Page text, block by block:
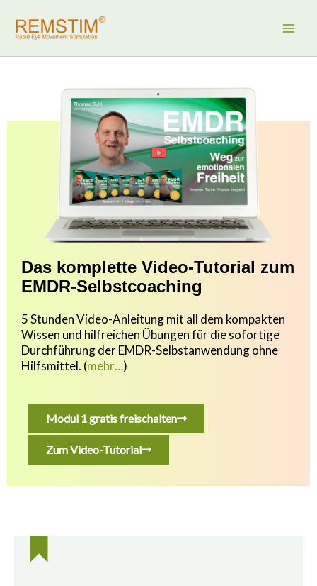
Inhalt
springen
Das komplette Video-Tutorial zum
EMDR-Selbstcoaching
5 Stunden Video-Anleitung mit all dem kompakten
Wissen und hilfreichen Übungen für die sofortige
Durchführung der EMDR-Selbstanwendung ohne
Hilfsmittel. (mehr…)
Modul 1 gratis freischalten
Zum Video-Tutorial